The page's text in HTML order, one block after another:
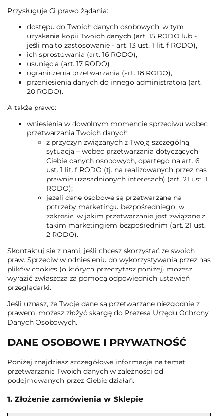
Przysługuje Ci prawo żądania:
dostępu do Twoich danych osobowych, w tym
uzyskania kopii Twoich danych (art. 15 RODO lub -
jeśli ma to zastosowanie - art. 13 ust. 1 lit. f RODO),
ich sprostowania (art. 16 RODO),
usunięcia (art. 17 RODO),
ograniczenia przetwarzania (art. 18 RODO),
przeniesienia danych do innego administratora (art.
20 RODO).
A także prawo:
wniesienia w dowolnym momencie sprzeciwu wobec
przetwarzania Twoich danych:
z przyczyn związanych z Twoją szczególną
sytuacją – wobec przetwarzania dotyczących
Ciebie danych osobowych, opartego na art. 6
ust. 1 lit. f RODO (tj. na realizowanych przez nas
prawnie uzasadnionych interesach) (art. 21 ust. 1
RODO);
jeżeli dane osobowe są przetwarzane na
potrzeby marketingu bezpośredniego, w
zakresie, w jakim przetwarzanie jest związane z
takim marketingiem bezpośrednim (art. 21 ust.
2 RODO).
Skontaktuj się z nami, jeśli chcesz skorzystać ze swoich
praw. Sprzeciw w odniesieniu do wykorzystywania przez nas
plików cookies (o których przeczytasz poniżej) możesz
wyrazić zwłaszcza za pomocą odpowiednich ustawień
przeglądarki.
Jeśli uznasz, że Twoje dane są przetwarzane niezgodnie z
prawem, możesz złożyć skargę do Prezesa Urzędu Ochrony
Danych Osobowych.
DANE OSOBOWE I PRYWATNOŚĆ
Poniżej znajdziesz szczegółowe informacje na temat
przetwarzania Twoich danych w zależności od
podejmowanych przez Ciebie działań.
1. Złożenie zamówienia w Sklepie